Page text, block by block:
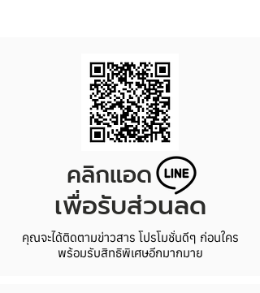
350 ml.
8.20 THB
Diameter 80 x Height
83 mm.
Set/Carton
150
คลิกแอด
เพื่อรับส่วนลด
คุณจะได้ติดตามข่าวสาร โปรโมชั่นดีๆ ก่อนใคร
พร้อมรับสิทธิพิเศษอีกมากมาย